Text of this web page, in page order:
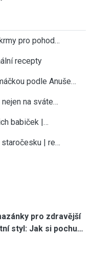
pro pohod…
recepty
podle Anuše…
na sváte…
babiček |…
| re…
pro zdravější
styl: Jak si pochu…